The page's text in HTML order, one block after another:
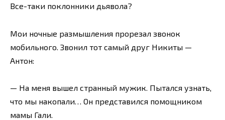
Все-таки поклонники дьявола?
Мои ночные размышления прорезал звонок
мобильного. Звонил тот самый друг Никиты —
Антон:
— На меня вышел странный мужик. Пытался узнать,
что мы накопали… Он представился помощником
мамы Гали.